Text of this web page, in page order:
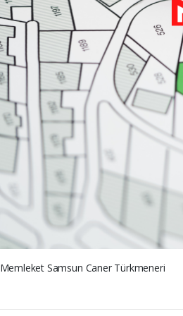
Memleket Samsun Caner Türkmeneri